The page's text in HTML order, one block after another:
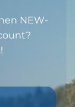
NEW-